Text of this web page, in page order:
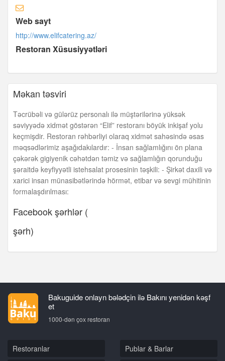
Web sayt
http://www.elifcatering.az/
Restoran Xüsusiyyətləri
Məkan təsviri
Təcrübəli və gülərüz personalı ilə müştərilərinə yüksək
səviyyədə xidmət göstərən “Elif” restoranı böyük inkişaf yolu
keçmişdir. Restoran rəhbərliyi olaraq xidmət sahəsində əsas
məqsədlərimiz aşağıdakılardır: - İnsan sağlamlığını ön plana
çəkərək gigiyenik cəhətdən təmiz və sağlamlığın qorunduğu
şəraitdə keyfiyyətli istehsalat prosesinin təşkili: - Şirkət daxili və
xarici insan münasibətlərində hörmət, etibar və sevgi mühitinin
formalaşdırılması:
Facebook şərhlər (
şərh)
Bakuguide onlayn bələdçin ilə Bakını yenidən kəşf
et
1000-dən çox restoran
Restoranlar Publar & Barlar